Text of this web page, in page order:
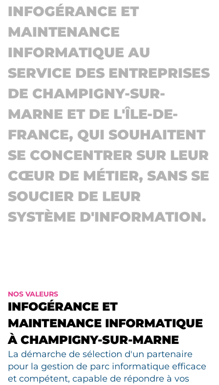
INFOGÉRANCE ET
MAINTENANCE
INFORMATIQUE AU
SERVICE DES ENTREPRISES
DE CHAMPIGNY-SUR-
MARNE ET DE L'ÎLE-DE-
FRANCE, QUI SOUHAITENT
SE CONCENTRER SUR LEUR
CŒUR DE MÉTIER, SANS SE
SOUCIER DE LEUR
SYSTÈME D'INFORMATION.
NOS VALEURS
INFOGÉRANCE ET
MAINTENANCE INFORMATIQUE
À CHAMPIGNY-SUR-MARNE
La démarche de sélection d'un partenaire
pour la gestion de parc informatique efficace
et compétent, capable de répondre à vos